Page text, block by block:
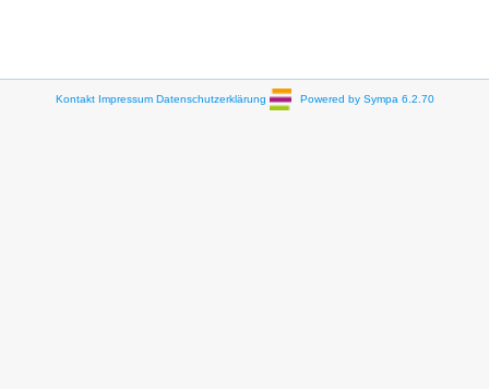
Kontakt Impressum Datenschutzerklärung Powered by Sympa 6.2.70